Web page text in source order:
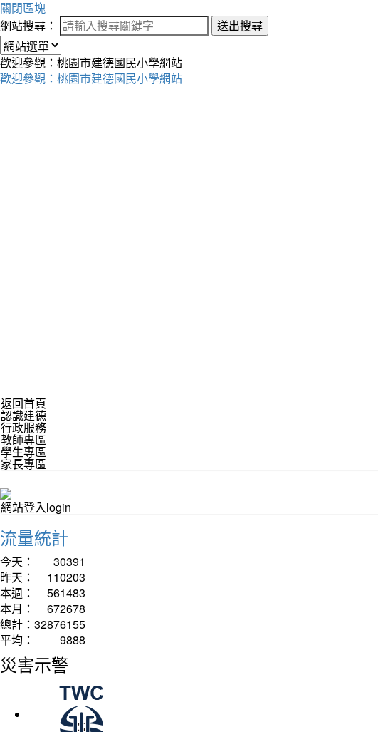
關閉區塊
網站搜尋：
送出搜尋
歡迎參觀：桃園市建德國民小學網站
歡迎參觀：桃園市建德國民小學網站
返回首頁
認識建德
行政服務
教師專區
學生專區
家長專區
網站登入login
流量統計
今天：
30391
昨天：
110203
本週：
561483
本月：
672678
總計： 32876155
平均：
9888
災害示警